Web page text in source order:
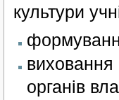
культури
виховання
органів